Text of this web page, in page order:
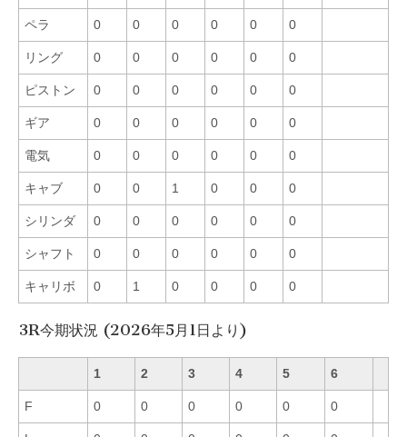
ペラ 0 0 0 0 0 0
リング 0 0 0 0 0 0
ピストン 0 0 0 0 0 0
ギア 0 0 0 0 0 0
電気 0 0 0 0 0 0
キャブ 0 0 1 0 0 0
シリンダ 0 0 0 0 0 0
シャフト 0 0 0 0 0 0
キャリボ 0 1 0 0 0 0
3R今期状況 (2026年5月1日より)
1 2 3 4 5 6
F 0 0 0 0 0 0